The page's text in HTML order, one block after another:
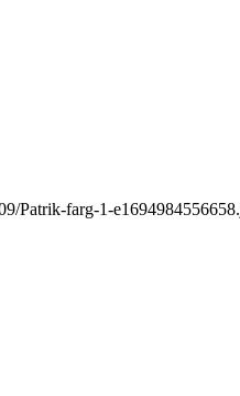
Patrik-farg-1-